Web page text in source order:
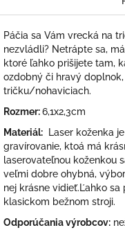
Páčia sa Vám vrecká na
nezvládli? Netrápte sa,
ktoré ľahko prišijete tam,
ozdobný či hravý
tričku/nohaviciach.
Rozmer:6,1x2,3cm
Materiál: Laser koženka
gravírovanie, ktoá má
laserovateľnou koženkou
veľmi dobre ohybná,
nej krásne vidieť.Ľahko
klasickom bežnom stroji.
Odporúčania výrobcov: